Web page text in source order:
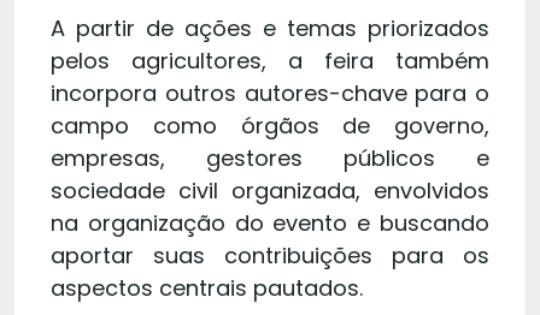
A partir de ações e temas priorizados
pelos agricultores, a feira também
incorpora outros autores-chave para o
campo como órgãos de governo,
empresas, gestores públicos e
sociedade civil organizada, envolvidos
na organização do evento e buscando
aportar suas contribuições para os
aspectos centrais pautados.